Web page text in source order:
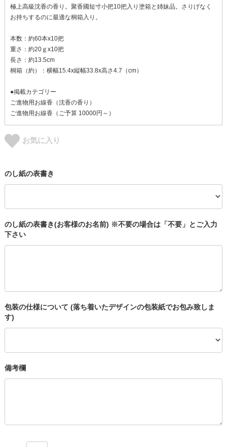
極上高級沈香の香り。聚香國短寸小把10把入り塗箱と姉妹品。さりげなく
お持ちするのに最適な桐箱入り。
本数：約60本x10把
重さ：約20ｇx10把
長さ：約13.5cm
桐箱（約）：横幅15.4x縦幅33.8x高さ4.7（cm）
●掲載カテゴリー
ご進物用お線香（沈香の香り）
ご進物用お線香（ご予算 10000円～）
お気に入り
のし紙の表書き
のし紙の表書き(お客様のお名前) ※不要の場合は「不要」とご入力
下さい
包装の仕様について (落ち着いたデザインの包装紙でお包み致しま
す)
備考欄